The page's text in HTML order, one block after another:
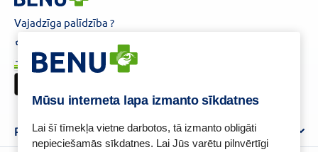
Mūsu interneta lapa izmanto sīkdatnes
Lai šī tīmekļa vietne darbotos, tā izmanto obligāti
nepieciešamās sīkdatnes. Lai Jūs varētu pilnvērtīgi
Vajadzīga palīdzība ?
I-V 9.00–17.00
BENU karte
Par mums